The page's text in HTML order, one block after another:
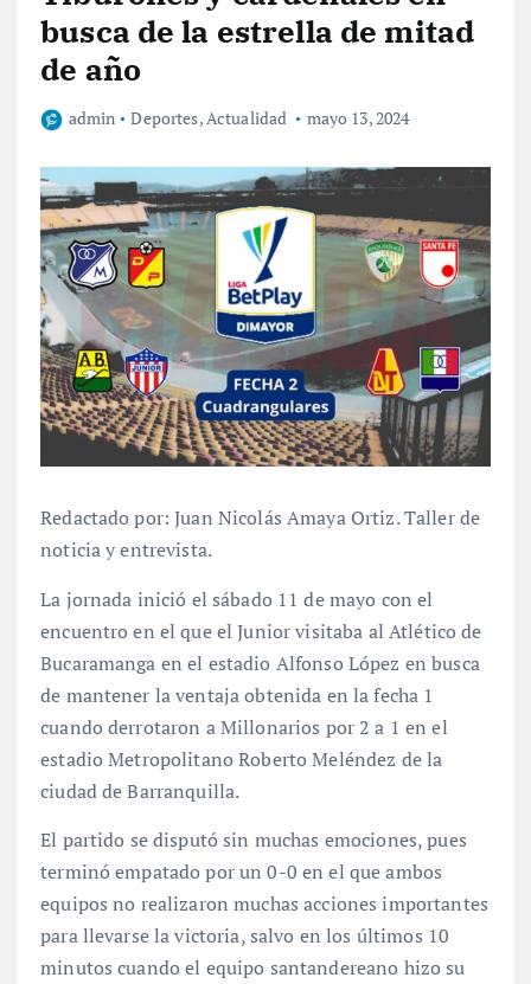
busca de la estrella de mitad
de año
admin Deportes,Actualidad mayo 13, 2024
Redactado por: Juan Nicolás Amaya Ortiz. Taller de
noticia y entrevista.
La jornada inició el sábado 11 de mayo con el
encuentro en el que el Junior visitaba al Atlético de
Bucaramanga en el estadio Alfonso López en busca
de mantener la ventaja obtenida en la fecha 1
cuando derrotaron a Millonarios por 2 a 1 en el
estadio Metropolitano Roberto Meléndez de la
ciudad de Barranquilla.
El partido se disputó sin muchas emociones, pues
terminó empatado por un 0-0 en el que ambos
equipos no realizaron muchas acciones importantes
para llevarse la victoria, salvo en los últimos 10
minutos cuando el equipo santandereano hizo su